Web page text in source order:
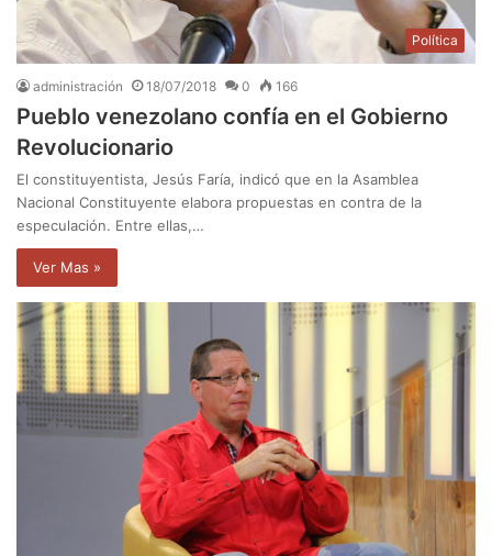
Política
administración 18/07/2018 0 166
Pueblo venezolano confía en el Gobierno
Revolucionario
El constituyentista, Jesús Faría, indicó que en la Asamblea
Nacional Constituyente elabora propuestas en contra de la
especulación. Entre ellas,…
Ver Mas »